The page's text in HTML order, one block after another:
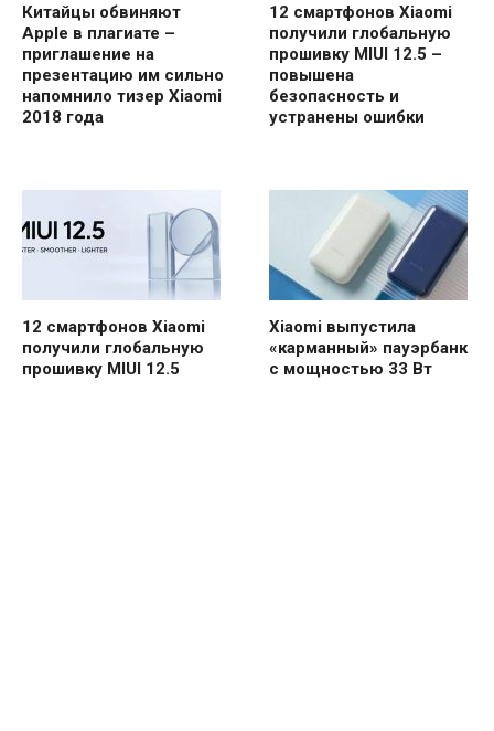
Китайцы обвиняют
Apple в плагиате –
приглашение на
презентацию им сильно
напомнило тизер Xiaomi
2018 года
12 смартфонов Xiaomi
получили глобальную
прошивку MIUI 12.5 –
повышена
безопасность и
устранены ошибки
12 смартфонов Xiaomi
получили глобальную
прошивку MIUI 12.5
Xiaomi выпустила
«карманный» пауэрбанк
с мощностью 33 Вт